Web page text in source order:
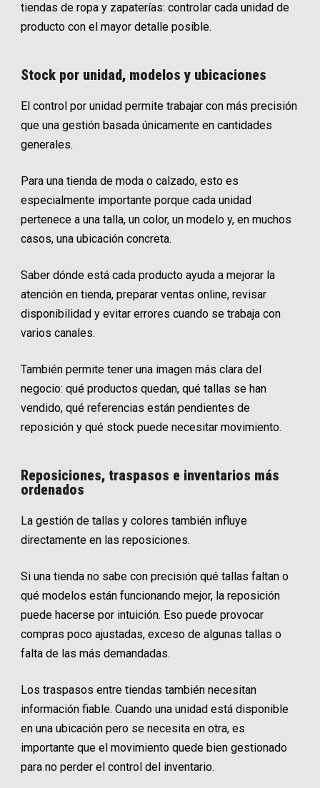
tiendas de ropa y zapaterías: controlar cada unidad de
producto con el mayor detalle posible.
Stock por unidad, modelos y ubicaciones
El control por unidad permite trabajar con más precisión
que una gestión basada únicamente en cantidades
generales.
Para una tienda de moda o calzado, esto es
especialmente importante porque cada unidad
pertenece a una talla, un color, un modelo y, en muchos
casos, una ubicación concreta.
Saber dónde está cada producto ayuda a mejorar la
atención en tienda, preparar ventas online, revisar
disponibilidad y evitar errores cuando se trabaja con
varios canales.
También permite tener una imagen más clara del
negocio: qué productos quedan, qué tallas se han
vendido, qué referencias están pendientes de
reposición y qué stock puede necesitar movimiento.
Reposiciones, traspasos e inventarios más
ordenados
La gestión de tallas y colores también influye
directamente en las reposiciones.
Si una tienda no sabe con precisión qué tallas faltan o
qué modelos están funcionando mejor, la reposición
puede hacerse por intuición. Eso puede provocar
compras poco ajustadas, exceso de algunas tallas o
falta de las más demandadas.
Los traspasos entre tiendas también necesitan
información fiable. Cuando una unidad está disponible
en una ubicación pero se necesita en otra, es
importante que el movimiento quede bien gestionado
para no perder el control del inventario.